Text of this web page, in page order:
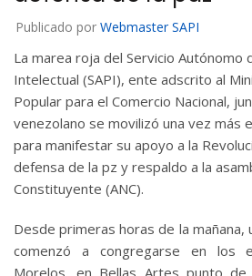
Publicado por Webmaster SAPI
La marea roja del Servicio Autónomo
Intelectual (SAPI), ente adscrito al
Popular para el Comercio Nacional,
venezolano se movilizó una vez más
para manifestar su apoyo a la
defensa de la pz y respaldo a la
Constituyente (ANC).
Desde primeras horas de la mañana,
comenzó a congregarse en los
Morelos, en Bellas Artes punto